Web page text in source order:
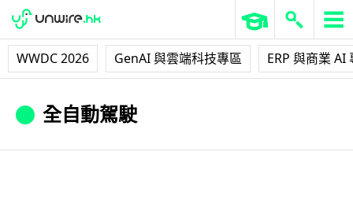
WWDC 2026 GenAI 與雲端科技專區 ERP 與商業 AI
全自動駕駛